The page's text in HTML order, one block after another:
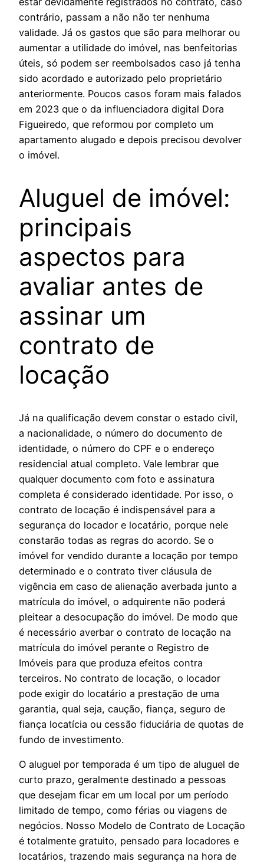
contrário, passam a não não ter nenhuma
validade. Já os gastos que são para melhorar ou
aumentar a utilidade do imóvel, nas benfeitorias
úteis, só podem ser reembolsados caso já tenha
sido acordado e autorizado pelo proprietário
anteriormente. Poucos casos foram mais falados
em 2023 que o da influenciadora digital Dora
Figueiredo, que reformou por completo um
apartamento alugado e depois precisou devolver
o imóvel.
Aluguel de imóvel:
principais
aspectos para
avaliar antes de
assinar um
contrato de
locação
Já na qualificação devem constar o estado civil,
a nacionalidade, o número do documento de
identidade, o número do CPF e o endereço
residencial atual completo. Vale lembrar que
qualquer documento com foto e assinatura
completa é considerado identidade. Por isso, o
contrato de locação é indispensável para a
segurança do locador e locatário, porque nele
constarão todas as regras do acordo. Se o
imóvel for vendido durante a locação por tempo
determinado e o contrato tiver cláusula de
vigência em caso de alienação averbada junto a
matrícula do imóvel, o adquirente não poderá
pleitear a desocupação do imóvel. De modo que
é necessário averbar o contrato de locação na
matrícula do imóvel perante o Registro de
Imóveis para que produza efeitos contra
terceiros. No contrato de locação, o locador
pode exigir do locatário a prestação de uma
garantia, qual seja, caução, fiança, seguro de
fiança locatícia ou cessão fiduciária de quotas de
fundo de investimento.
O aluguel por temporada é um tipo de aluguel de
curto prazo, geralmente destinado a pessoas
que desejam ficar em um local por um período
limitado de tempo, como férias ou viagens de
negócios. Nosso Modelo de Contrato de Locação
é totalmente gratuito, pensado para locadores e
locatários, trazendo mais segurança na hora de